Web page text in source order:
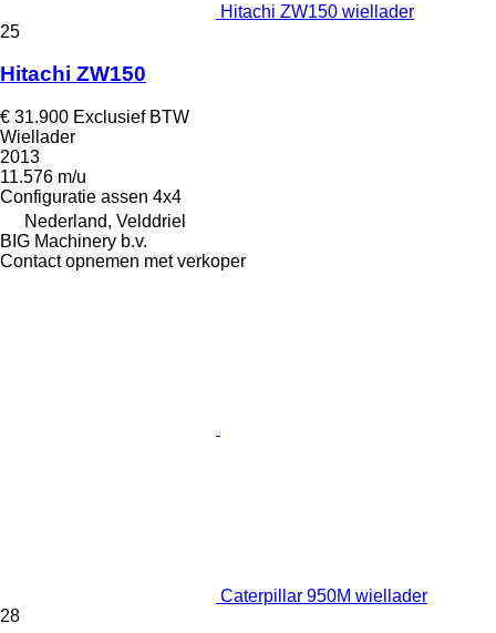
Hitachi ZW150 wiellader
25
Hitachi ZW150
€ 31.900 Exclusief BTW
Wiellader
2013
11.576 m/u
Configuratie assen 4x4
Nederland, Velddriel
BIG Machinery b.v.
Contact opnemen met verkoper
Caterpillar 950M wiellader
28